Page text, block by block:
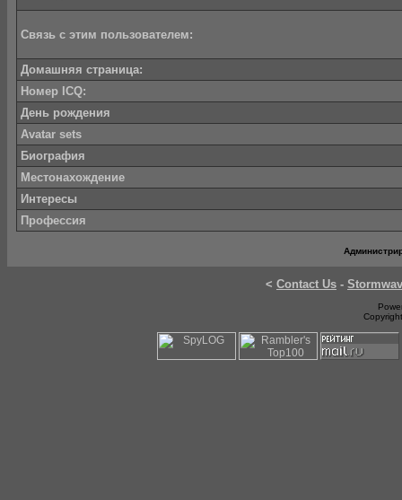
Связь с этим пользователем:
Домашняя страница:
Номер ICQ:
День рождения
Avatar sets
Биография
Местонахождение
Интересы
Профессия
< Contact Us -